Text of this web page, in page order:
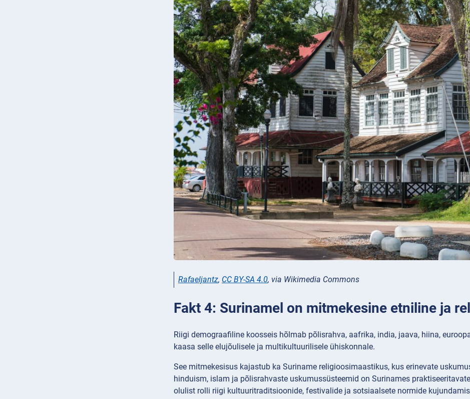
Rafaeljantz, CC BY-SA 4.0, via Wikimedia Commons
Fakt 4: Surinamel on mitmekesine etniline ja
Riigi demograafiline koosseis hõlmab põlisrahva, aafrika, india, jaava, hiina,
kaasa selle elujõulisele ja multikultuurilisele ühiskonnale.
See mitmekesisus kajastub ka Suriname religioosimaastikus, kus erinevate
hinduism, islam ja põlisrahvaste uskumussüsteemid on Surinames
olulist rolli riigi kultuuritraditsioonide, festivalide ja sotsiaalsete normide